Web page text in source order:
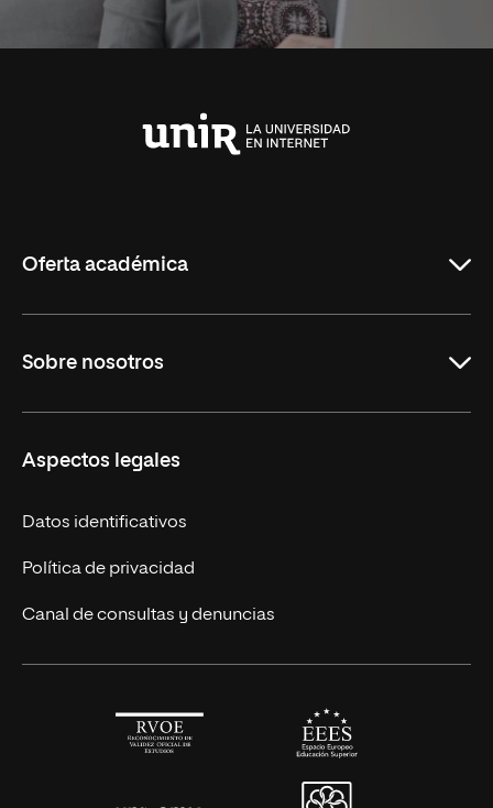
Oferta académica
Licenciaturas en línea
Másteres Europeos
Cursos Europeos
Títulos Americanos
Alianza Newman
Sobre nosotros
Nuestros alumnos
Únete a nosotros
Actualidad
Solicita información
Aspectos legales
Datos identificativos
Política de privacidad
Canal de consultas y denuncias